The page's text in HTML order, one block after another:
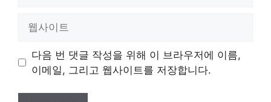
트
다음 번 댓글 작성을 위해 이 브라우저에 이름,
이메일, 그리고 웹사이트를 저장합니다.